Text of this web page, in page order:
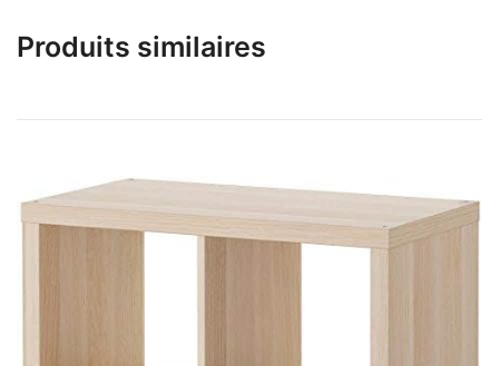
Produits similaires